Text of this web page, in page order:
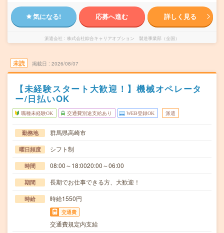
気になる! 応募へ進む 詳しく見る
派遣会社 株式会社綜合キャリアオプション 製造事業部（全国）
未読 掲載日 2026/08/07
【未経験スタート大歓迎！】機械オペレータ
ー/日払いOK
職種未経験OK 交通費別途支給あり WEB登録OK 派遣
勤務地 群馬県高崎市
曜日頻度 シフト制
時間 08:00～18:0020:00～06:00
期間 長期でお仕事できる方、大歓迎！
時給 時給1550円
交通費
交通費規定内支給